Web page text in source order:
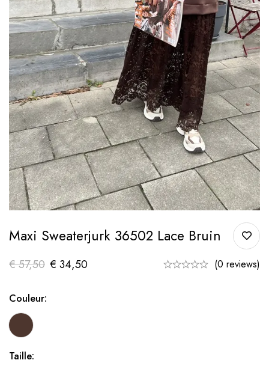
Maxi Sweaterjurk 36502 Lace Bruin
€57,50 € 34,50 (0 reviews)
Couleur:
Taille: